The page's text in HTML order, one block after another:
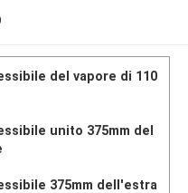
del vapore di 110
unito 375mm del
375mm dell'estra